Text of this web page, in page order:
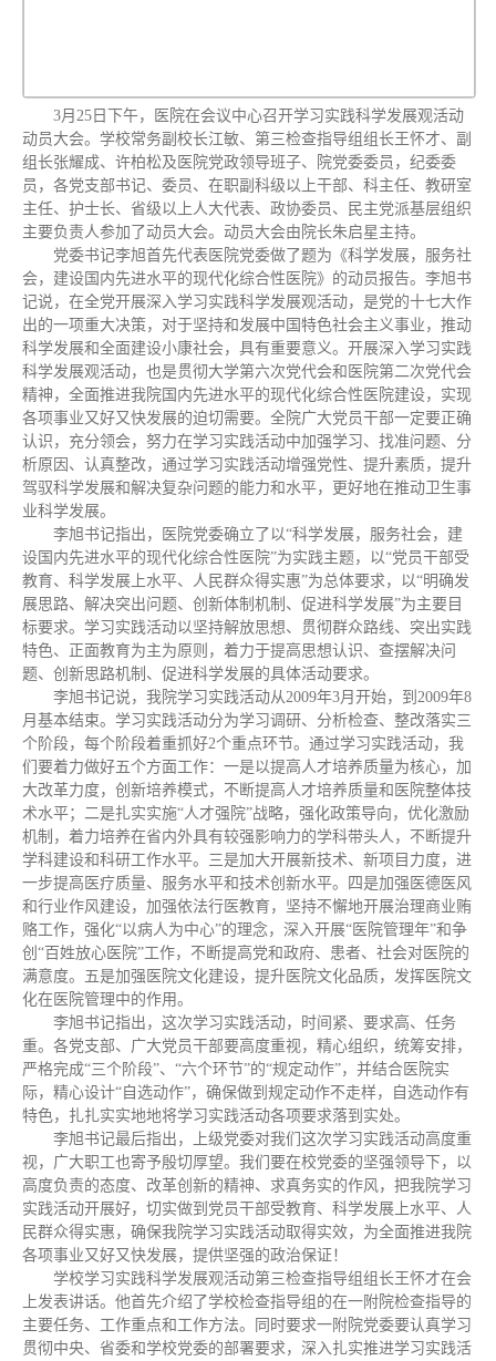
3月25日下午，医院在会议中心召开学习实践科学发展观活动
动员大会。学校常务副校长江敏、第三检查指导组组长王怀才、副
组长张耀成、许柏松及医院党政领导班子、院党委委员，纪委委
员，各党支部书记、委员、在职副科级以上干部、科主任、教研室
主任、护士长、省级以上人大代表、政协委员、民主党派基层组织
主要负责人参加了动员大会。动员大会由院长朱启星主持。
党委书记李旭首先代表医院党委做了题为《科学发展，服务社
会，建设国内先进水平的现代化综合性医院》的动员报告。李旭书
记说，在全党开展深入学习实践科学发展观活动，是党的十七大作
出的一项重大决策，对于坚持和发展中国特色社会主义事业，推动
科学发展和全面建设小康社会，具有重要意义。开展深入学习实践
科学发展观活动，也是贯彻大学第六次党代会和医院第二次党代会
精神，全面推进我院国内先进水平的现代化综合性医院建设，实现
各项事业又好又快发展的迫切需要。全院广大党员干部一定要正确
认识，充分领会，努力在学习实践活动中加强学习、找准问题、分
析原因、认真整改，通过学习实践活动增强党性、提升素质，提升
驾驭科学发展和解决复杂问题的能力和水平，更好地在推动卫生事
业科学发展。
李旭书记指出，医院党委确立了以“科学发展，服务社会，建
设国内先进水平的现代化综合性医院”为实践主题，以“党员干部受
教育、科学发展上水平、人民群众得实惠”为总体要求，以“明确发
展思路、解决突出问题、创新体制机制、促进科学发展”为主要目
标要求。学习实践活动以坚持解放思想、贯彻群众路线、突出实践
特色、正面教育为主为原则，着力于提高思想认识、查摆解决问
题、创新思路机制、促进科学发展的具体活动要求。
李旭书记说，我院学习实践活动从2009年3月开始，到2009年8
月基本结束。学习实践活动分为学习调研、分析检查、整改落实三
个阶段，每个阶段着重抓好2个重点环节。通过学习实践活动，我
们要着力做好五个方面工作：一是以提高人才培养质量为核心，加
大改革力度，创新培养模式，不断提高人才培养质量和医院整体技
术水平；二是扎实实施“人才强院”战略，强化政策导向，优化激励
机制，着力培养在省内外具有较强影响力的学科带头人，不断提升
学科建设和科研工作水平。三是加大开展新技术、新项目力度，进
一步提高医疗质量、服务水平和技术创新水平。四是加强医德医风
和行业作风建设，加强依法行医教育，坚持不懈地开展治理商业贿
赂工作，强化“以病人为中心”的理念，深入开展“医院管理年”和争
创“百姓放心医院”工作，不断提高党和政府、患者、社会对医院的
满意度。五是加强医院文化建设，提升医院文化品质，发挥医院文
化在医院管理中的作用。
李旭书记指出，这次学习实践活动，时间紧、要求高、任务
重。各党支部、广大党员干部要高度重视，精心组织，统筹安排，
严格完成“三个阶段”、“六个环节”的“规定动作”，并结合医院实
际，精心设计“自选动作”，确保做到规定动作不走样，自选动作有
特色，扎扎实实地地将学习实践活动各项要求落到实处。
李旭书记最后指出，上级党委对我们这次学习实践活动高度重
视，广大职工也寄予殷切厚望。我们要在校党委的坚强领导下，以
高度负责的态度、改革创新的精神、求真务实的作风，把我院学习
实践活动开展好，切实做到党员干部受教育、科学发展上水平、人
民群众得实惠，确保我院学习实践活动取得实效，为全面推进我院
各项事业又好又快发展，提供坚强的政治保证！
学校学习实践科学发展观活动第三检查指导组组长王怀才在会
上发表讲话。他首先介绍了学校检查指导组的在一附院检查指导的
主要任务、工作重点和工作方法。同时要求一附院党委要认真学习
贯彻中央、省委和学校党委的部署要求，深入扎实推进学习实践活